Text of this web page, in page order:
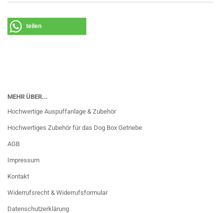
teilen
MEHR ÜBER...
Hochwertige Auspuffanlage & Zubehör
Hochwertiges Zubehör für das Dog Box Getriebe
AGB
Impressum
Kontakt
Widerrufsrecht & Widerrufsformular
Datenschutzerklärung